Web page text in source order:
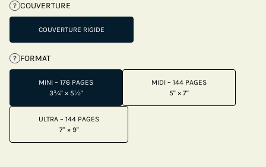
? COUVERTURE
COUVERTURE RIGIDE
? FORMAT
MINI – 176 PAGES
3¾" × 5½"
MIDI – 144 PAGES
5" × 7"
ULTRA – 144 PAGES
7" × 9"